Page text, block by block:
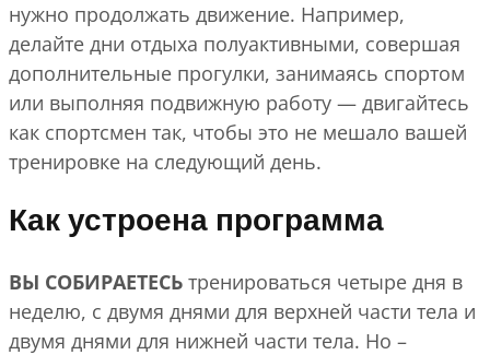
нужно продолжать движение. Например,
делайте дни отдыха полуактивными, совершая
дополнительные прогулки, занимаясь спортом
или выполняя подвижную работу — двигайтесь
как спортсмен так, чтобы это не мешало вашей
тренировке на следующий день.
Как устроена программа
ВЫ СОБИРАЕТЕСЬ тренироваться четыре дня в
неделю, с двумя днями для верхней части тела и
двумя днями для нижней части тела. Но –